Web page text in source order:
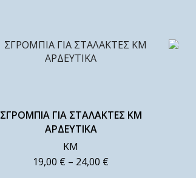
ΣΓΡΟΜΠΙΑ ΓΙΑ ΣΤΑΛΑΚΤΕΣ ΚΜ
ΑΡΔΕΥΤΙΚΑ
ΚΜ
19,00 € – 24,00 €